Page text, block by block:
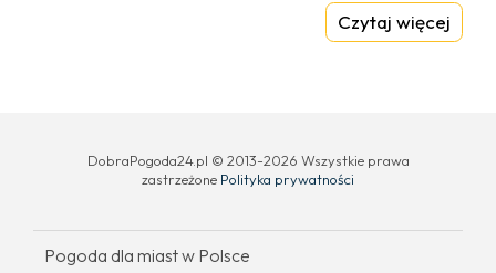
Czytaj więcej
DobraPogoda24.pl © 2013-2026 Wszystkie prawa
zastrzeżone Polityka prywatności
Pogoda dla miast w Polsce